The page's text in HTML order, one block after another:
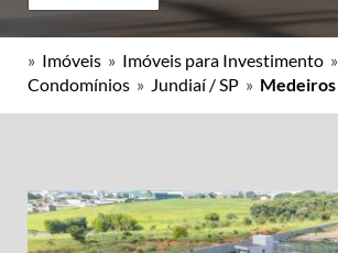
» Imóveis » Imóveis para Investimento »
Condomínios » Jundiaí / SP » Medeiros